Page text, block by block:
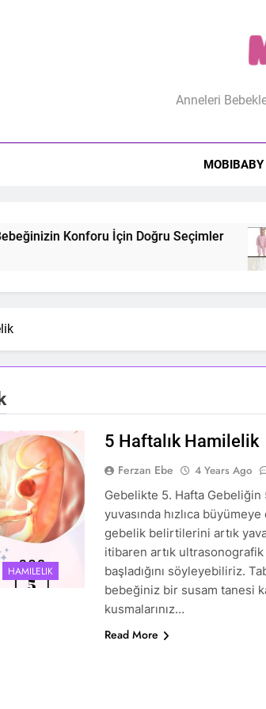
MobiBaby
Anneleri
MOBIBABY
Konforu İçin Doğru Seçimler
HAMILELIK
5 Haftalık Hamilelik
Ferzan Ebe 4 Years Ago
Gebelikte 5. Hafta
yuvasında hızlıca
gebelik belirtilerini artık
itibaren artık
başladığını söyleyebiliriz.
bebeğiniz bir susam tanesi
kusmalarınız…
Read More